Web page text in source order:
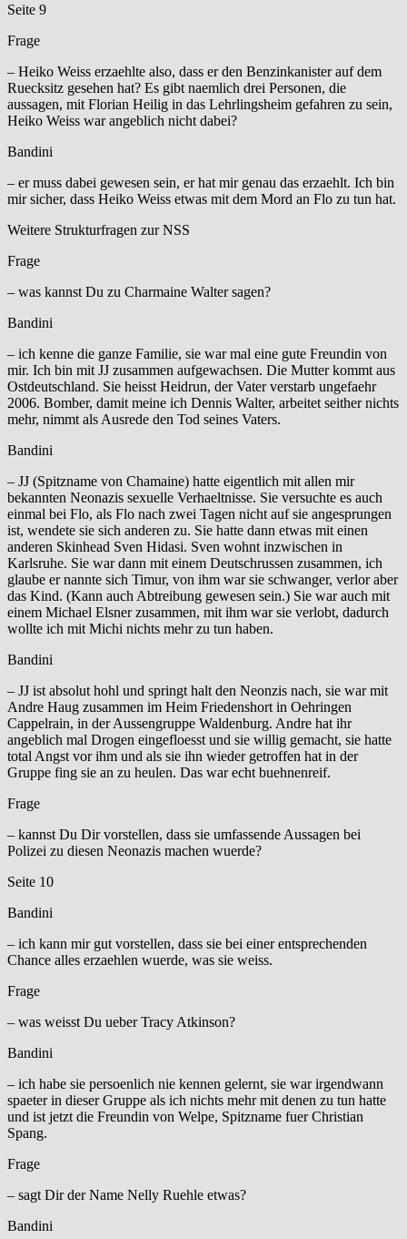
Seite 9
Frage
– Heiko Weiss erzaehlte also, dass er den Benzinkanister auf dem
Ruecksitz gesehen hat? Es gibt naemlich drei Personen, die
aussagen, mit Florian Heilig in das Lehrlingsheim gefahren zu sein,
Heiko Weiss war angeblich nicht dabei?
Bandini
– er muss dabei gewesen sein, er hat mir genau das erzaehlt. Ich bin
mir sicher, dass Heiko Weiss etwas mit dem Mord an Flo zu tun hat.
Weitere Strukturfragen zur NSS
Frage
– was kannst Du zu Charmaine Walter sagen?
Bandini
– ich kenne die ganze Familie, sie war mal eine gute Freundin von
mir. Ich bin mit JJ zusammen aufgewachsen. Die Mutter kommt aus
Ostdeutschland. Sie heisst Heidrun, der Vater verstarb ungefaehr
2006. Bomber, damit meine ich Dennis Walter, arbeitet seither nichts
mehr, nimmt als Ausrede den Tod seines Vaters.
Bandini
– JJ (Spitzname von Chamaine) hatte eigentlich mit allen mir
bekannten Neonazis sexuelle Verhaeltnisse. Sie versuchte es auch
einmal bei Flo, als Flo nach zwei Tagen nicht auf sie angesprungen
ist, wendete sie sich anderen zu. Sie hatte dann etwas mit einen
anderen Skinhead Sven Hidasi. Sven wohnt inzwischen in
Karlsruhe. Sie war dann mit einem Deutschrussen zusammen, ich
glaube er nannte sich Timur, von ihm war sie schwanger, verlor aber
das Kind. (Kann auch Abtreibung gewesen sein.) Sie war auch mit
einem Michael Elsner zusammen, mit ihm war sie verlobt, dadurch
wollte ich mit Michi nichts mehr zu tun haben.
Bandini
– JJ ist absolut hohl und springt halt den Neonzis nach, sie war mit
Andre Haug zusammen im Heim Friedenshort in Oehringen
Cappelrain, in der Aussengruppe Waldenburg. Andre hat ihr
angeblich mal Drogen eingefloesst und sie willig gemacht, sie hatte
total Angst vor ihm und als sie ihn wieder getroffen hat in der
Gruppe fing sie an zu heulen. Das war echt buehnenreif.
Frage
– kannst Du Dir vorstellen, dass sie umfassende Aussagen bei
Polizei zu diesen Neonazis machen wuerde?
Seite 10
Bandini
– ich kann mir gut vorstellen, dass sie bei einer entsprechenden
Chance alles erzaehlen wuerde, was sie weiss.
Frage
– was weisst Du ueber Tracy Atkinson?
Bandini
– ich habe sie persoenlich nie kennen gelernt, sie war irgendwann
spaeter in dieser Gruppe als ich nichts mehr mit denen zu tun hatte
und ist jetzt die Freundin von Welpe, Spitzname fuer Christian
Spang.
Frage
– sagt Dir der Name Nelly Ruehle etwas?
Bandini